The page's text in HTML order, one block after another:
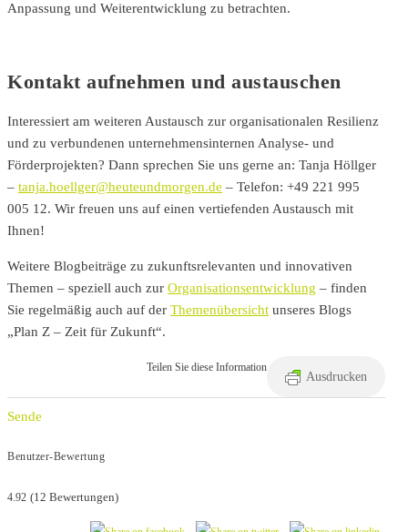
Anpassung und Weiterentwicklung zu betrachten.
Kontakt aufnehmen und austauschen
Interessiert am weiteren Austausch zur organisationalen Resilienz
und zu verbundenen unternehmensinternen Analyse- und
Förderprojekten? Dann sprechen Sie uns gerne an: Tanja Höllger
– tanja.hoellger@heuteundmorgen.de – Telefon: +49 221 995
005 12. Wir freuen uns auf einen vertiefenden Austausch mit
Ihnen!
Weitere Blogbeiträge zu zukunftsrelevanten und innovativen
Themen – speziell auch zur Organisationsentwicklung – finden
Sie regelmäßig auch auf der Themenübersicht unseres Blogs
„Plan Z – Zeit für Zukunft“.
Ausdrucken
Sende
Benutzer-Bewertung
4.92 (12 Bewertungen)
Teilen Sie diese Information